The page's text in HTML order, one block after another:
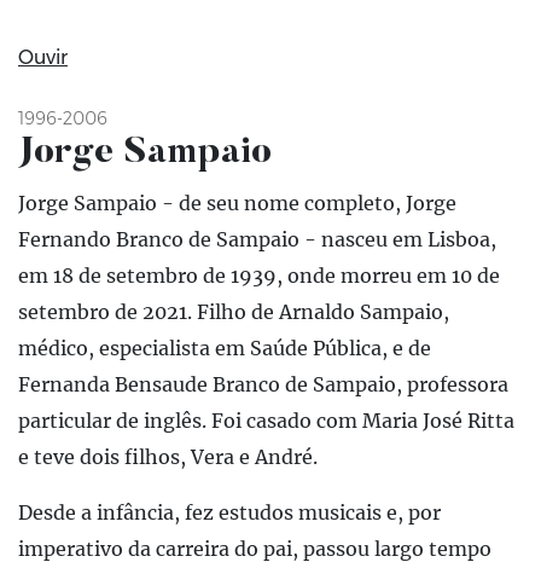
Ouvir
1996-2006
Jorge Sampaio
Jorge Sampaio - de seu nome completo, Jorge
Fernando Branco de Sampaio - nasceu em Lisboa,
em 18 de setembro de 1939, onde morreu em 10 de
setembro de 2021. Filho de Arnaldo Sampaio,
médico, especialista em Saúde Pública, e de
Fernanda Bensaude Branco de Sampaio, professora
particular de inglês. Foi casado com Maria José Ritta
e teve dois filhos, Vera e André.
Desde a infância, fez estudos musicais e, por
imperativo da carreira do pai, passou largo tempo